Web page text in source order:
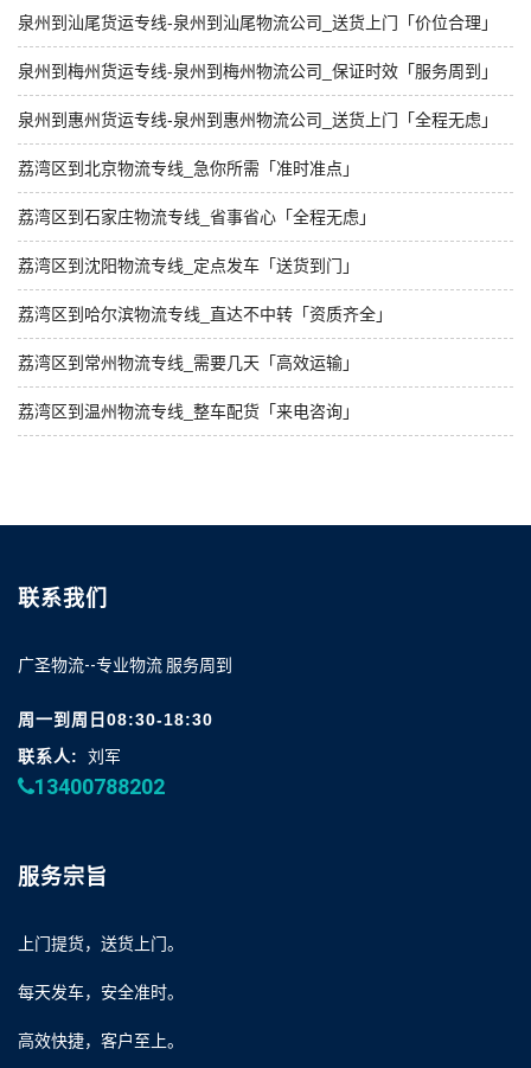
泉州到汕尾货运专线-泉州到汕尾物流公司_送货上门「价位合理」
泉州到梅州货运专线-泉州到梅州物流公司_保证时效「服务周到」
泉州到惠州货运专线-泉州到惠州物流公司_送货上门「全程无虑」
荔湾区到北京物流专线_急你所需「准时准点」
荔湾区到石家庄物流专线_省事省心「全程无虑」
荔湾区到沈阳物流专线_定点发车「送货到门」
荔湾区到哈尔滨物流专线_直达不中转「资质齐全」
荔湾区到常州物流专线_需要几天「高效运输」
荔湾区到温州物流专线_整车配货「来电咨询」
联系我们
广圣物流--专业物流 服务周到
周一到周日08:30-18:30
联系人:
刘军
13400788202
服务宗旨
上门提货，送货上门。
每天发车，安全准时。
高效快捷，客户至上。